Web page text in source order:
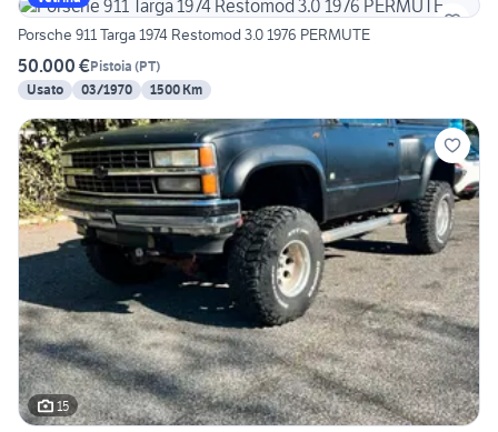
Porsche 911 Targa 1974 Restomod 3.0 1976 PERMUTE
50.000 €Pistoia (PT)
Usato
03/1970 1500 Km
15